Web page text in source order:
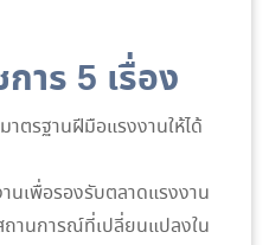
าร 5 เรื่อง
ตรฐานฝีมือแรงงานให้ได้
นเพื่อรองรับตลาดแรงงาน
ถานการณ์ที่เปลี่ยนแปลงใน